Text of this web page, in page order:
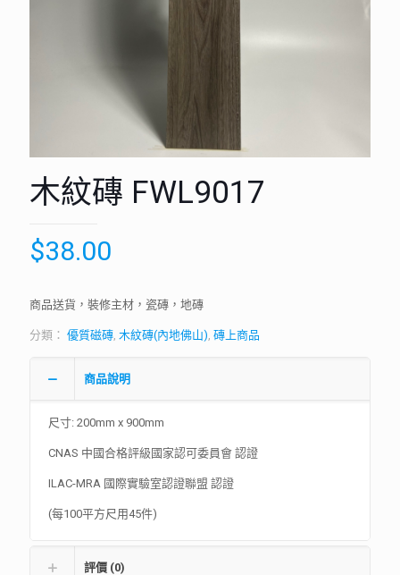
木紋磚 FWL9017
$38.00
商品送貨，裝修主材，瓷磚，地磚
分類： 優質磁磚, 木紋磚(內地佛山), 磚上商品
商品說明
尺寸: 200mm x 900mm
CNAS 中國合格評級國家認可委員會 認證
ILAC-MRA 國際實驗室認證聯盟 認證
(每100平方尺用45件)
評價 (0)